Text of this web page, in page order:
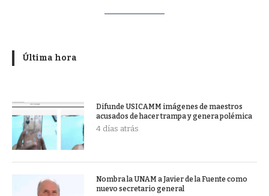
Última hora
Difunde USICAMM imágenes de maestros
acusados de hacer trampa y genera polémica
4 días atrás
Nombra la UNAM a Javier de la Fuente como
nuevo secretario general